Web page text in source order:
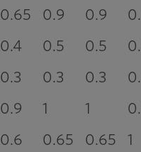
0.65 0.9 0.9
0.4 0.5 0.5
0.3 0.3 0.3
0.9 1 1
0.6 0.65 0.65
1